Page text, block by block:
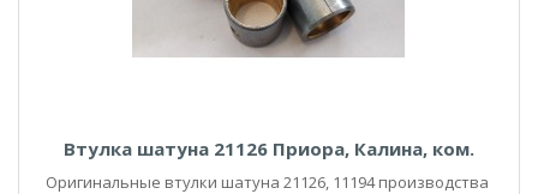
Втулка шатуна 21126 Приора, Калина, ком.
Оригинальные втулки шатуна 21126, 11194 производства